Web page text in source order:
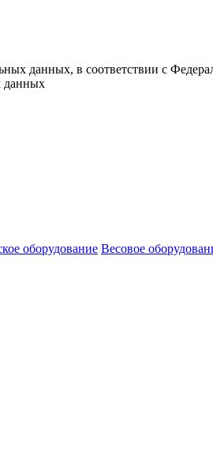
данных, в соответствии с
данных
оборудование Весовое